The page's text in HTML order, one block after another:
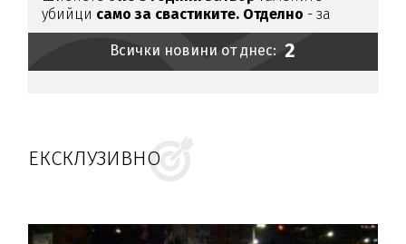
убийци само за свастиките. Отделно - за
убийството
Всички новини от днес: 2
ЕКСКЛУЗИВНО